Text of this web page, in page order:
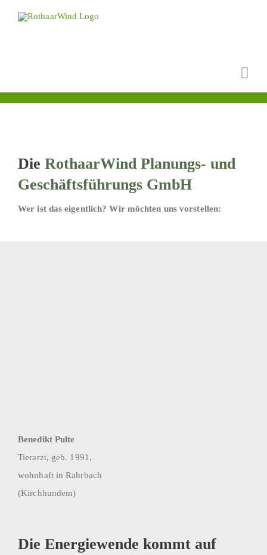
Die RothaarWind Planungs- und
Geschäftsführungs GmbH
Wer ist das eigentlich? Wir möchten uns vorstellen:
Benedikt Pulte
Tierarzt, geb. 1991,
wohnhaft in Rahrbach
(Kirchhundem)
Die Energiewende kommt auf